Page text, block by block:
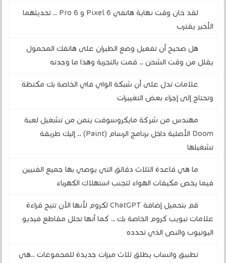
لقد حان وقت نهاية هاتفي Pixel 6 و 6 Pro .. تحديثهما
الأخير يقترب
هل صحيح أن تفعيل وضع الطيران على هاتفك المحمول
يقلل من وقت الشحن .. قمت بالتجربة وهذا ما وجدته
علامات تدل على أن شبكة الواي فاي الخاصة بك مكتظة
وتحتاج إلى إجراء بعض التغييرات
مهندس من شركة مايكروسوفت يتمن من تشغيل لعبة
Doom الأصلية داخل برنامج الرسام (Paint) .. إليك طريقة
تشغيلها
ما هي قاعدة الثلاث دقائق التي يوصي بها جميع الفنيين
فيما يخص مكيفات الهواء لتجنب استهلاك الكهرباء
قم بتحميل إضافة ChatGPT لكروم لأنها الآن تتيح قراءة
علامات تبويب كروم الخاصة بك .. كما أنها تحلل مقاطع فيديو
اليوتيوب والنص الذي تحدده
تطبيق واتساب يطلق ثلاث ميزات جديدة للمجموعات ..هي